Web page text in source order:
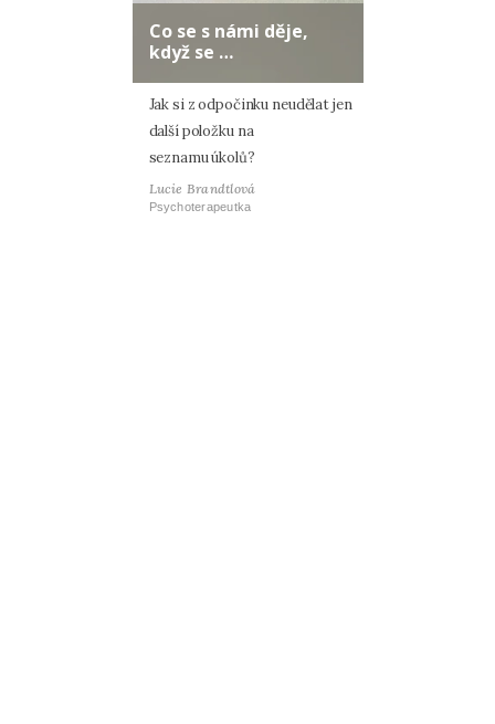
Co se s námi děje,
když se …
Jak si z odpočinku neudělat jen
další položku na
seznamu úkolů?
Lucie Brandtlová
Psychoterapeutka